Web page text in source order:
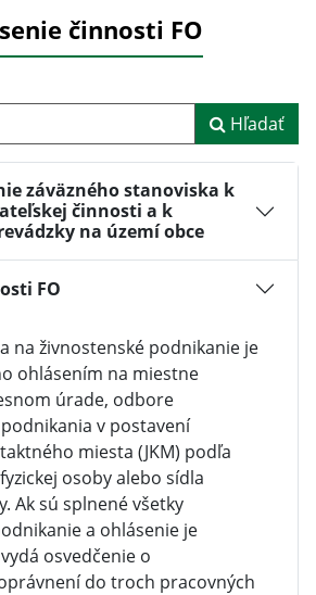
činnosti FO
Hľadať
záväzného stanoviska k
činnosti a k
na území obce
FO
na živnostenské podnikanie je
ohlásením na miestne
úrade, odbore
v postavení
miesta (JKM) podľa
osoby alebo sídla
Ak sú splnené všetky
a ohlásenie je
osvedčenie o
do troch pracovných